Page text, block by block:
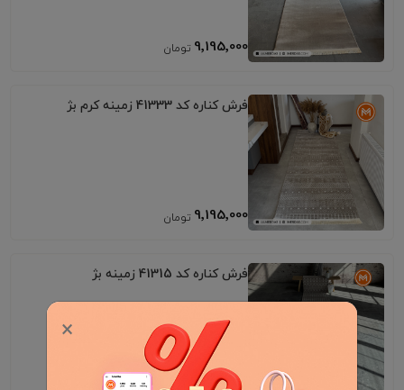
9٬195٬000
فرش کناره کد 41333 زمینه کرم بژ
9٬195٬000
فرش کناره کد 41315 زمینه بژ
9٬195٬000
×